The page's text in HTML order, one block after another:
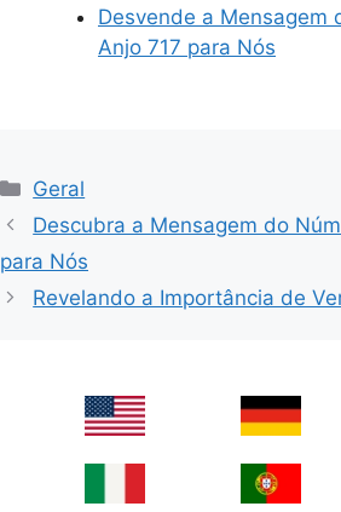
Desvende a Mensagem
Anjo 717 para Nós
Categories
Geral
Descubra a Mensagem do
para Nós
Revelando a Importância de